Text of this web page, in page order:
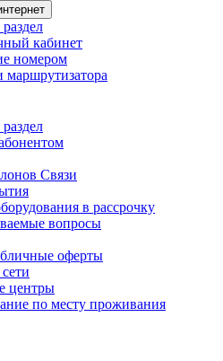
кабинет
номером
маршрутизатора
Связи
в рассрочку
вопросы
оферты
центры
по месту проживания